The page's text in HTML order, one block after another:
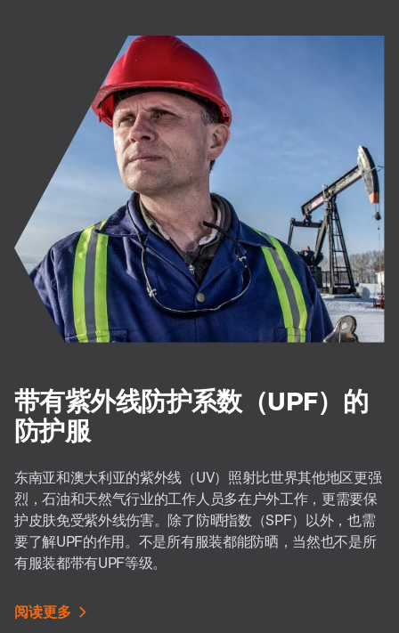
带有紫外线防护系数（UPF）的
防护服
东南亚和澳大利亚的紫外线（UV）照射比世界其他地区更强
烈，石油和天然气行业的工作人员多在户外工作，更需要保
护皮肤免受紫外线伤害。除了防晒指数（SPF）以外，也需
要了解UPF的作用。不是所有服装都能防晒，当然也不是所
有服装都带有UPF等级。
阅读更多